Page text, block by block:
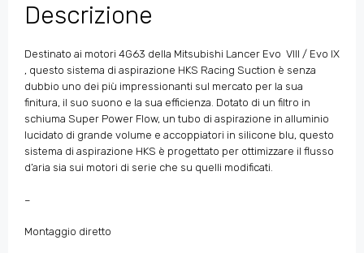
Descrizione
Destinato ai motori 4G63 della Mitsubishi Lancer Evo VIII / Evo IX
, questo sistema di aspirazione HKS Racing Suction è senza
dubbio uno dei più impressionanti sul mercato per la sua
finitura, il suo suono e la sua efficienza. Dotato di un filtro in
schiuma Super Power Flow, un tubo di aspirazione in alluminio
lucidato di grande volume e accoppiatori in silicone blu, questo
sistema di aspirazione HKS è progettato per ottimizzare il flusso
d’aria sia sui motori di serie che su quelli modificati.
–
Montaggio diretto